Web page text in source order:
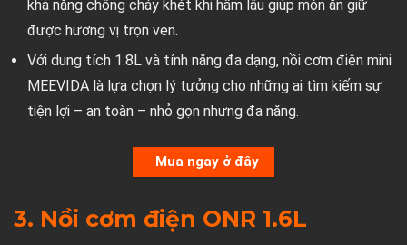
khả năng chống cháy khét khi hầm lâu giúp món ăn giữ
được hương vị trọn vẹn.
Với dung tích 1.8L và tính năng đa dạng, nồi cơm điện mini
MEEVIDA là lựa chọn lý tưởng cho những ai tìm kiếm sự
tiện lợi – an toàn – nhỏ gọn nhưng đa năng.
Mua ngay ở đây
3. Nồi cơm điện ONR 1.6L